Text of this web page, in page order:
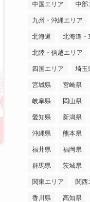
中国エリア 中部
九州・沖縄エリア
北海道 北海道・
北陸・信越エリア
四国エリア 埼玉
宮城県 宮崎県
岐阜県 岡山県
愛知県 新潟県
沖縄県 熊本県
福井県 福岡県
群馬県 茨城県
関東エリア 関西
香川県 高知県